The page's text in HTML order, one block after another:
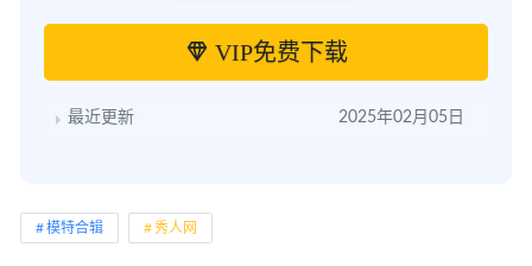
VIP免费下载
最近更新 2025年02月05日
模特合辑 秀人网